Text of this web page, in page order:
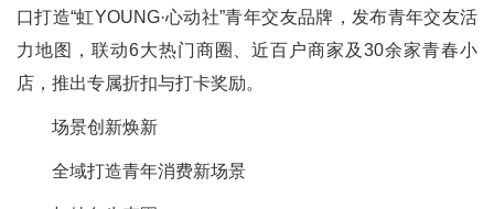
口打造“虹YOUNG·心动社”青年交友品牌，发布青年交友活
力地图，联动6大热门商圈、近百户商家及30余家青春小
店，推出专属折扣与打卡奖励。
场景创新焕新
全域打造青年消费新场景